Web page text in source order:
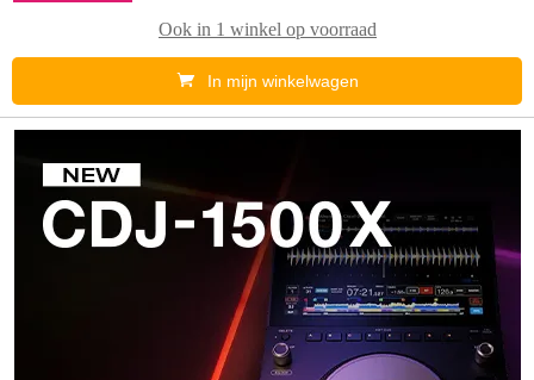
Ook in 1 winkel op voorraad
In mijn winkelwagen